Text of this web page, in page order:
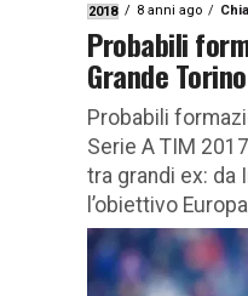
2018 8 anni ago
Probabili
Grande
Probabili
Serie A TIM
tra grandi ex: da
l’obiettivo